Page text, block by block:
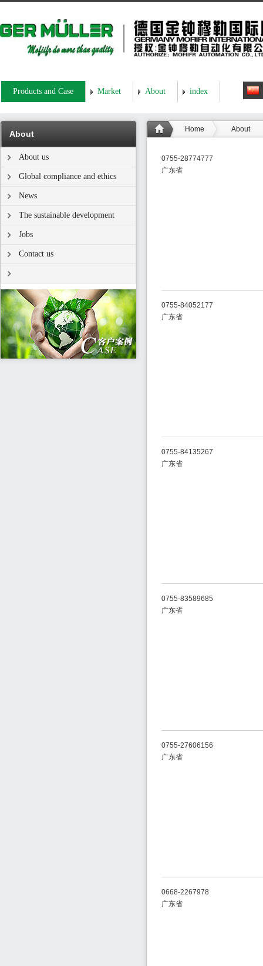
Products and Case Market About index
About
About us
Global compliance and ethics
News
The sustainable development
Jobs
Contact us
Home About
0755-28774777
广东省
0755-84052177
广东省
0755-84135267
广东省
0755-83589685
广东省
0755-27606156
广东省
0668-2267978
广东省